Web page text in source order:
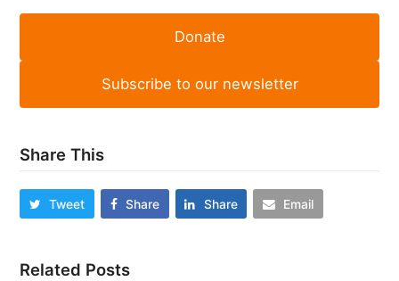
Donate
Subscribe to our newsletter
Share This
Tweet Share Share Email
Related Posts